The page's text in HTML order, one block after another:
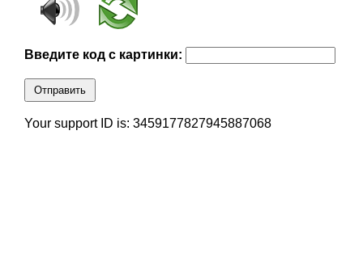
Введите код с картинки:
Отправить
Your support ID is: 3459177827945887068